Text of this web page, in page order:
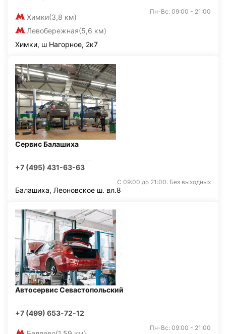
Химки(3,8 км)
Левобережная(5,6 км)
Пн-Вс: 09:00 - 21:00
Химки, ш Нагорное, 2к7
Сервис Балашиха
+7 (495) 431-63-63
С 09:00 до 21:00. Без выходных
Балашиха, Леоновское ш. вл.8
Автосервис Севастопольский
+7 (499) 653-72-12
Пн-Вс: 09:00 - 21:00